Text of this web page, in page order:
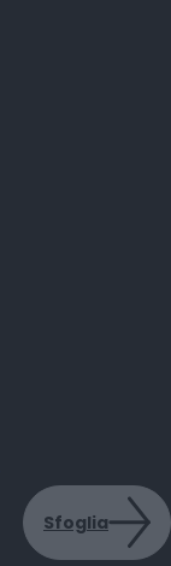
Sfoglia